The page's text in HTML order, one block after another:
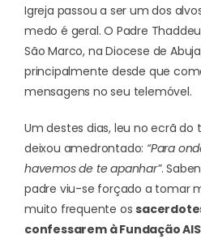
Igreja passou a ser um dos
medo é geral. O Padre
São Marco, na Diocese de
principalmente desde que
mensagens no seu telemóvel.
Um destes dias, leu no ecrã
deixou amedrontado: “Para
havemos de te apanhar”.
padre viu-se forçado a tomar
muito frequente os
confessarem à Fundação